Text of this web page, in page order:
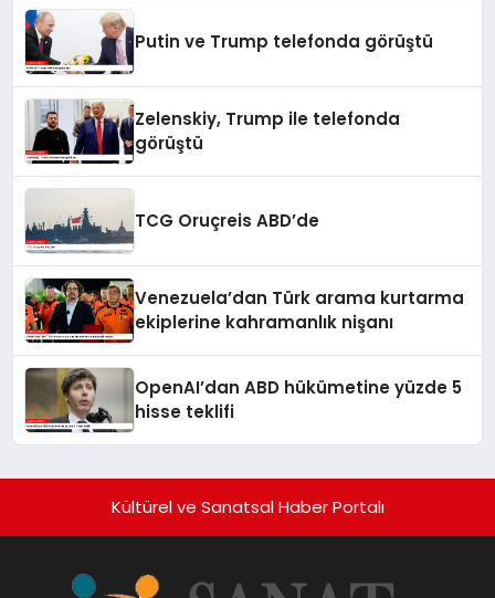
Putin ve Trump telefonda görüştü
Zelenskiy, Trump ile telefonda
görüştü
TCG Oruçreis ABD’de
Venezuela’dan Türk arama kurtarma
ekiplerine kahramanlık nişanı
OpenAI’dan ABD hükümetine yüzde 5
hisse teklifi
Kültürel ve Sanatsal Haber Portalı